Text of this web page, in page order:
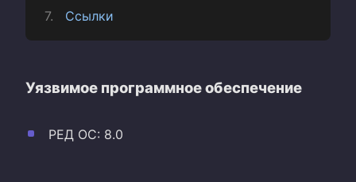
Ссылки
Уязвимое программное обеспечение
РЕД ОС: 8.0